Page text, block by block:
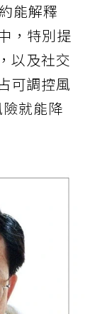
能解釋
，特別提
以及社交
可調控風
就能降